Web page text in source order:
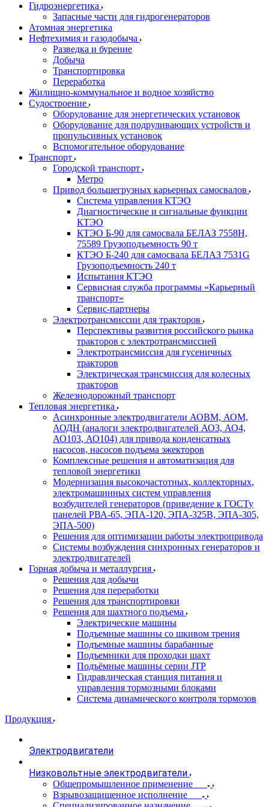
Гидроэнергетика
Запасные части для гидрогенераторов
Атомная энергетика
Нефтехимия и газодобыча
Разведка и бурение
Добыча
Транспортировка
Переработка
Жилищно-коммунальное и водное хозяйство
Судостроение
Оборудование для энергетических установок
Оборудование для подруливающих устройств и
пропульсивных установок
Вспомогательное оборудование
Транспорт
Городской транспорт
Метро
Привод большегрузных карьерных самосвалов
Система управления КТЭО
Диагностические и сигнальные функции
КТЭО
КТЭО Б-90 для самосвала БЕЛАЗ 7558H,
75589 Грузоподъемность 90 т
КТЭО Б-240 для самосвала БЕЛАЗ 7531G
Грузоподъемность 240 т
Испытания КТЭО
Сервисная служба программы «Карьерный
транспорт»
Сервис-партнеры
Электротрансмиссии для тракторов
Перспективы развития российского рынка
тракторов с электротрансмиссией
Электротрансмиссия для гусеничных
тракторов
Электрическая трансмиссия для колесных
тракторов
Железнодорожный транспорт
Тепловая энергетика
Асинхронные электродвигатели АОВМ, АОМ,
АОДН (аналоги электродвигателей АО3, АО4,
АО103, АО104) для привода конденсатных
насосов, насосов подъема эжекторов
Комплексные решения и автоматизация для
тепловой энергетики
Модернизация высокочастотных, коллекторных,
электромашинных систем управления
возбудителей генераторов (приведение к ГОСТу
панелей РВА-65, ЭПА-120, ЭПА-325В, ЭПА-305,
ЭПА-500)
Решения для оптимизации работы электропривода
Системы возбуждения синхронных генераторов и
электродвигателей
Горная добыча и металлургия
Решения для добычи
Решения для переработки
Решения для транспортировки
Решения для шахтного подъема
Электрические машины
Подъемные машины со шкивом трения
Подъемные машины барабанные
Подъемники для проходки шахт
Подъёмные машины серии JTP
Гидравлическая станция питания и
управления тормозными блоками
Система динамического контроля тормозов
Продукция
Электродвигатели
Низковольтные электродвигатели
Общепромышленное применение
Взрывозащищенное исполнение